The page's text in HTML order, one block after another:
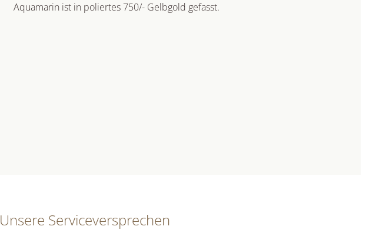
Aquamarin ist in poliertes 750/- Gelbgold gefasst.
Unsere Serviceversprechen